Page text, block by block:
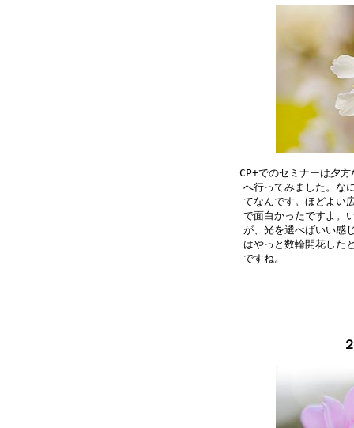
CP+でのセミナーは夕
へ行ってみました。な
てなんです。ほどよい
で面白かったですよ。
が、光を選べばいい感
はやっと数輪開花した